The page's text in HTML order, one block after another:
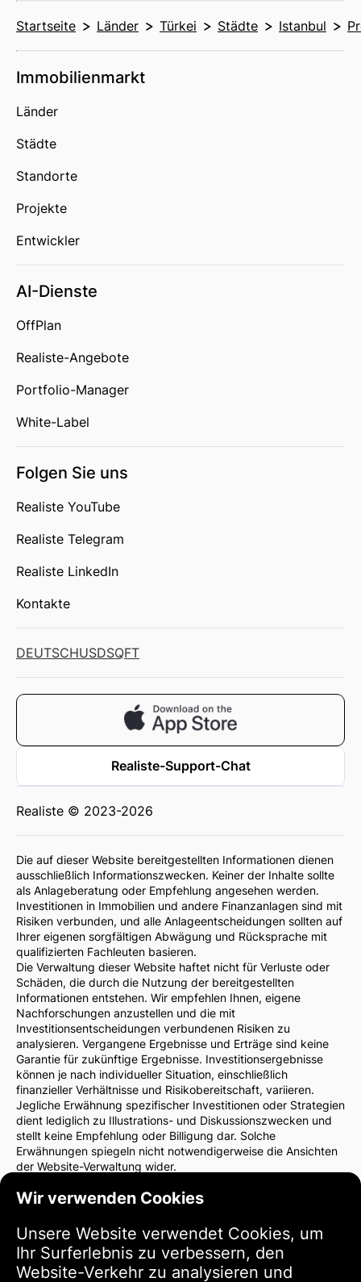
Wir verwenden Cookies
Unsere Website verwendet Cookies, um
Ihr Surferlebnis zu verbessern, den
Website-Verkehr zu analysieren und
Startseite Länder Türkei Städte Istanbul
Immobilienmarkt
Länder
Städte
Standorte
Projekte
Entwickler
AI-Dienste
OffPlan
Realiste-Angebote
Portfolio-Manager
White-Label
Folgen Sie uns
Realiste YouTube
Realiste Telegram
Realiste LinkedIn
Kontakte
DEUTSCHUSDSQFT
Realiste-Support-Chat
Realiste © 2023-2026
Die auf dieser Website bereitgestellten Informationen dienen
ausschließlich Informationszwecken. Keiner der Inhalte sollte
als Anlageberatung oder Empfehlung angesehen werden.
Investitionen in Immobilien und andere Finanzanlagen sind mit
Risiken verbunden, und alle Anlageentscheidungen sollten auf
Ihrer eigenen sorgfältigen Abwägung und Rücksprache mit
qualifizierten Fachleuten basieren.
Die Verwaltung dieser Website haftet nicht für Verluste oder
Schäden, die durch die Nutzung der bereitgestellten
Informationen entstehen. Wir empfehlen Ihnen, eigene
Nachforschungen anzustellen und die mit
Investitionsentscheidungen verbundenen Risiken zu
analysieren. Vergangene Ergebnisse und Erträge sind keine
Garantie für zukünftige Ergebnisse. Investitionsergebnisse
können je nach individueller Situation, einschließlich
finanzieller Verhältnisse und Risikobereitschaft, variieren.
Jegliche Erwähnung spezifischer Investitionen oder Strategien
dient lediglich zu Illustrations- und Diskussionszwecken und
stellt keine Empfehlung oder Billigung dar. Solche
Erwähnungen spiegeln nicht notwendigerweise die Ansichten
der Website-Verwaltung wider.
Finanzberater oder Rechtsanwalt zu konsultieren. Sie sind
die damit verbundenen Risiken.
Durch die Nutzung dieser Website stimmen Sie zu, dass die
Verwaltung der Website nicht für direkte oder indirekte
Verluste oder Schäden haftet, die sich aus der Nutzung der